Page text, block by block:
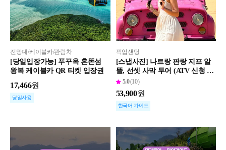
전망대/케이블카/관람차
[당일입장가능] 푸꾸옥 혼똔섬
왕복 케이블카 QR 티켓 입장권
17,466원
당일사용
픽업샌딩
[스냅사진] 나트랑 판랑 지프 알
뜰, 선셋 사막 투어 (ATV 신청 가
능, 모래 썰매, 공항 무료 픽드랍)
5.0(10)
53,900원
한국어 가이드